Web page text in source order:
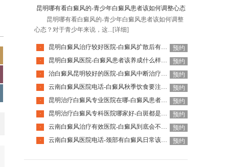
昆明哪有看白癜风的-青少年白癜风患者该如何调整心态
昆明哪有看白癜风的-青少年白癜风患者该如何调整
心态？对于青少年来说，这... [详细]
· 昆明白癜风治疗较好医院-白癜风扩散后有哪些表现
预约
·
昆明白癜风医院-白癜风患者该养成什么样的饮食习惯呢
预约
·
治白癜风昆明较好的医院-白癜风中断治疗会有什么影响呢
预约
·
云南白癜风医院电话-白癜风秋季饮食要注意什么
预约
·
昆明治疗白癜风专业医院在哪-白癜风患者国庆出游要注意什么
预约
·
昆明治疗白癜风专科医院哪家好-白斑都是白癜风吗
预约
·
云南白癜风治疗有效医院-白癜风到底会不会遗传下一代
预约
·
云南白癜风医院电话-颈部有白癜风日常该怎么护理呢 预约